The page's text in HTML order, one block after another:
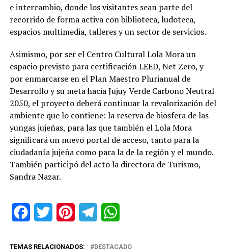
e intercambio, donde los visitantes sean parte del
recorrido de forma activa con biblioteca, ludoteca,
espacios multimedia, talleres y un sector de servicios.
Asimismo, por ser el Centro Cultural Lola Mora un
espacio previsto para certificación LEED, Net Zero, y
por enmarcarse en el Plan Maestro Plurianual de
Desarrollo y su meta hacia Jujuy Verde Carbono Neutral
2050, el proyecto deberá continuar la revalorización del
ambiente que lo contiene: la reserva de biosfera de las
yungas jujeñas, para las que también el Lola Mora
significará un nuevo portal de acceso, tanto para la
ciudadanía jujeña como para la de la región y el mundo.
También participó del acto la directora de Turismo,
Sandra Nazar.
FacebookTwitter PinterestTelegram
TEMAS RELACIONADOS: DESTACADO